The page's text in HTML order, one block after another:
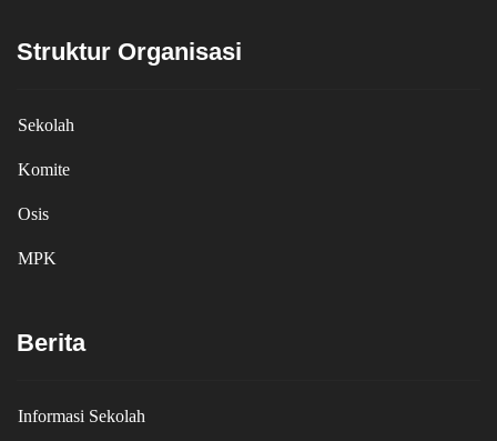
Struktur Organisasi
Sekolah
Komite
Osis
MPK
Berita
Informasi Sekolah